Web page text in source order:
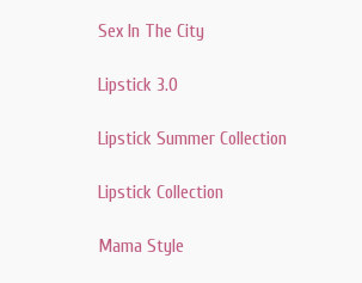
Sex In The City
Lipstick 3.0
Lipstick Summer Collection
Lipstick Collection
Mama Style